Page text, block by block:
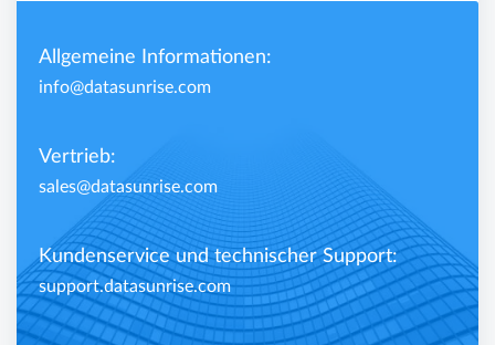
Allgemeine Informationen:
info@datasunrise.com
Vertrieb:
sales@datasunrise.com
Kundenservice und technischer Support:
support.datasunrise.com